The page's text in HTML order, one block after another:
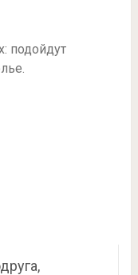
подойдут